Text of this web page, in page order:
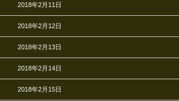
2018年2月11日
2018年2月12日
2018年2月13日
2018年2月14日
2018年2月15日